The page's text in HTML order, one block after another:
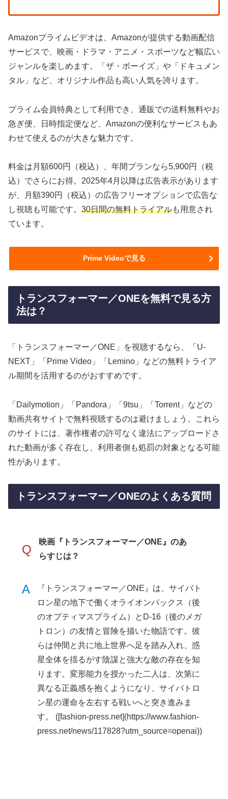
Amazonプライムビデオは、Amazonが提供する動画配信
サービスで、映画・ドラマ・アニメ・スポーツなど幅広い
ジャンルを楽しめます。「ザ・ボーイズ」や「ドキュメン
タル」など、オリジナル作品も高い人気を誇ります。
プライム会員特典として利用でき、通販での送料無料やお
急ぎ便、日時指定便など、Amazonの便利なサービスもあ
わせて使えるのが大きな魅力です。
料金は月額600円（税込）、年間プランなら5,900円（税
込）でさらにお得。2025年4月以降は広告表示があります
が、月額390円（税込）の広告フリーオプションで広告な
し視聴も可能です。 30日間の無料トライアルも用意され
ています。
Prime Videoで見る
トランスフォーマー／ONEを無料で見る方
法は？
「トランスフォーマー／ONE」を視聴するなら、「U-
NEXT」「Prime Video」「Lemino」などの無料トライア
ル期間を活用するのがおすすめです。
「Dailymotion」「Pandora」「9tsu」「Torrent」などの
動画共有サイトで無料視聴するのは避けましょう。これら
のサイトには、著作権者の許可なく違法にアップロードさ
れた動画が多く存在し、利用者側も処罰の対象となる可能
性があります。
トランスフォーマー／ONEのよくある質問
Q
映画『トランスフォーマー／ONE』のあ
らすじは？
A
『トランスフォーマー／ONE』は、サイバト
ロン星の地下で働くオライオンパックス（後
のオプティマスプライム）とD-16（後のメガ
トロン）の友情と冒険を描いた物語です。彼
らは仲間と共に地上世界へ足を踏み入れ、惑
星全体を揺るがす陰謀と強大な敵の存在を知
ります。変形能力を授かった二人は、次第に
異なる正義感を抱くようになり、サイバトロ
ン星の運命を左右する戦いへと突き進みま
す。 ([fashion-press.net](https://www.fashion-
press.net/news/117828?utm_source=openai))